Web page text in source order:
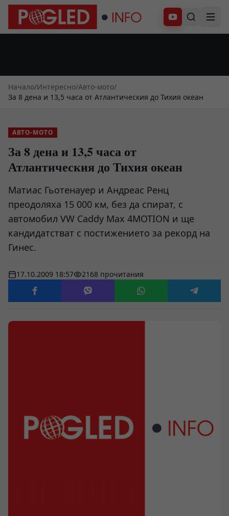
Абонирай се
Начало/Интересно/Авто-мото/
За 8 дена и 13,5 часа от Атлантическия до Тихия океан
АВТО-МОТО
За 8 дена и 13,5 часа от
Атлантическия до Тихия океан
Матиас Гьотенауер и Андреас Ренц
преодоляха 15 000 км, без да спират, с
автомобил VW Caddy Max 4MOTION и ще
кандидатстват с постижението за рекорд на
Гинес.
17.10.2009 18:57 2168 прочитания